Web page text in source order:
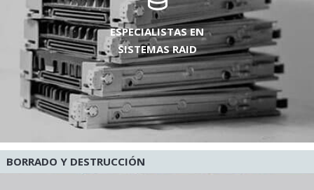
ESPECIALISTAS EN
SISTEMAS RAID
BORRADO Y DESTRUCCIÓN